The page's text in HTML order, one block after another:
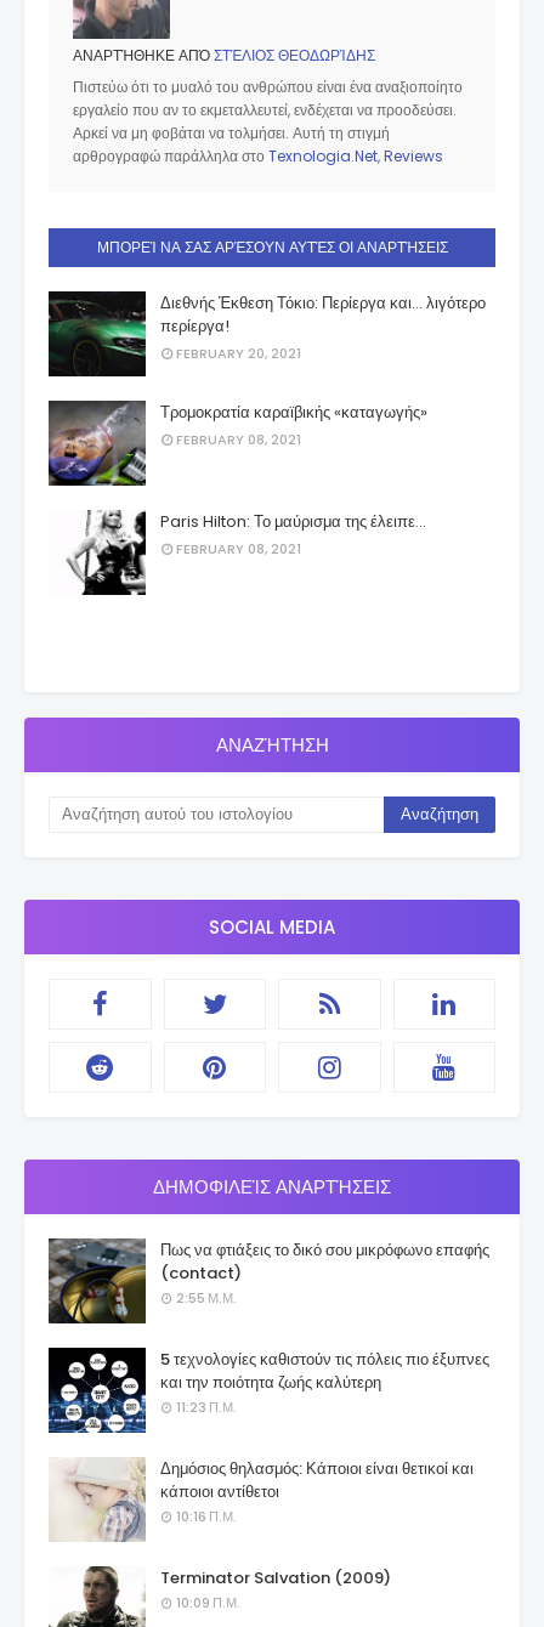
ΑΝΑΡΤΉΘΗΚΕ ΑΠΌΣΤΈΛΙΟΣ ΘΕΟΔΩΡΊΔΗΣ
Πιστεύω ότι το μυαλό του ανθρώπου είναι ένα αναξιοποίητο
εργαλείο που αν το εκμεταλλευτεί, ενδέχεται να προοδεύσει.
Αρκεί να μη φοβάται να τολμήσει. Αυτή τη στιγμή
αρθρογραφώ παράλληλα στο Texnologia.Net,Reviews
ΜΠΟΡΕΊ ΝΑ ΣΑΣ ΑΡΈΣΟΥΝ ΑΥΤΈΣ ΟΙ ΑΝΑΡΤΉΣΕΙΣ
Διεθνής Έκθεση Τόκιο: Περίεργα και... λιγότερο
περίεργα!
FEBRUARY 20, 2021
Τρομοκρατία καραϊβικής «καταγωγής»
FEBRUARY 08, 2021
Paris Hilton: Το μαύρισμα της έλειπε…
FEBRUARY 08, 2021
ΑΝΑΖΉΤΗΣΗ
SOCIAL MEDIA
ΔΗΜΟΦΙΛΕΊΣ ΑΝΑΡΤΉΣΕΙΣ
Πως να φτιάξεις το δικό σου μικρόφωνο επαφής
(contact)
2:55 Μ.Μ.
5 τεχνολογίες καθιστούν τις πόλεις πιο έξυπνες
και την ποιότητα ζωής καλύτερη
11:23 Π.Μ.
Δημόσιος θηλασμός: Κάποιοι είναι θετικοί και
κάποιοι αντίθετοι
10:16 Π.Μ.
Terminator Salvation (2009)
10:09 Π.Μ.